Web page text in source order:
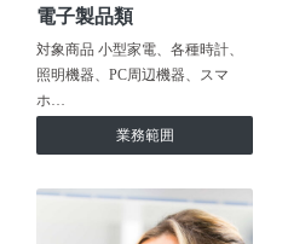
電子製品類
対象商品 小型家電、各種時計、
照明機器、PC周辺機器、スマ
ホ…
業務範囲